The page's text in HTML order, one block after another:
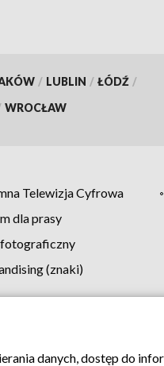
/ LUBLIN / ŁÓDŹ /
WROCŁAW
Telewizja Cyfrowa
dla prasy
fotograficzny
(znaki)
Kontakt
danych, dostęp do